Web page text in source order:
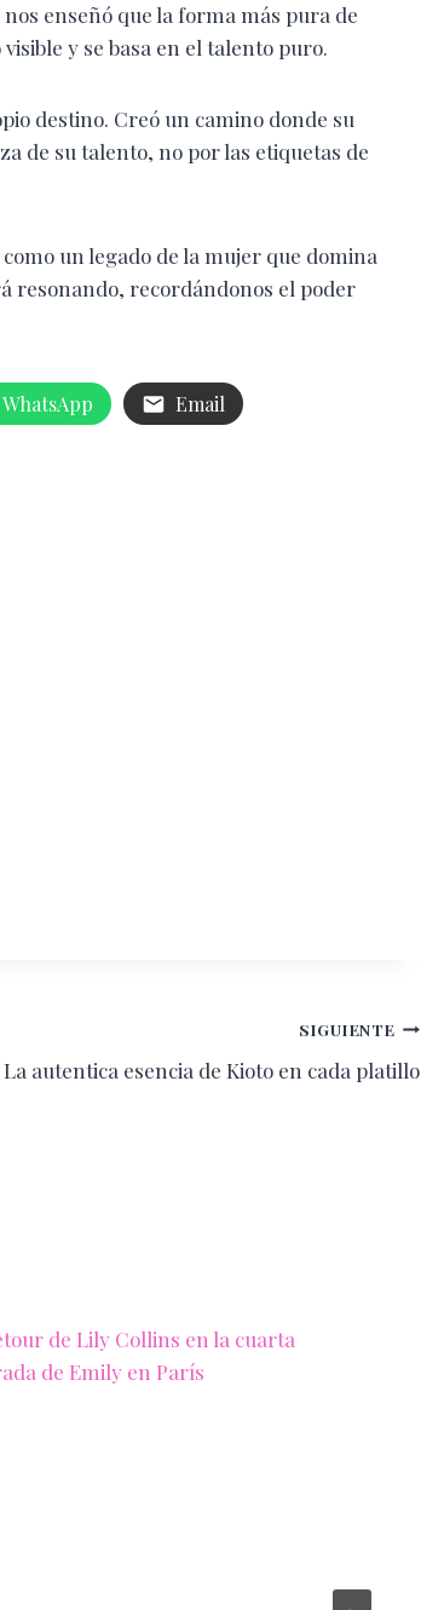
enseñó que la forma más pura de
y se basa en el talento puro.
destino. Creó un camino donde su
de su talento, no por las etiquetas de
un legado de la mujer que domina
resonando, recordándonos el poder
WhatsApp Email
SIGUIENTE
La autentica esencia de Kioto en cada platillo